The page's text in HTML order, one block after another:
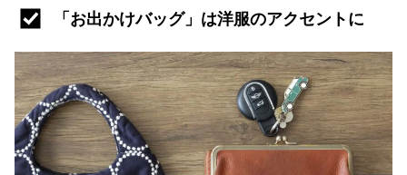
「お出かけバッグ」は洋服のアクセントに